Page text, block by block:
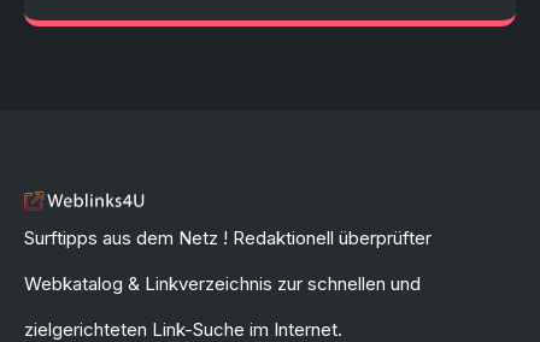
Surftipps aus dem Netz ! Redaktionell überprüfter
Webkatalog & Linkverzeichnis zur schnellen und
zielgerichteten Link-Suche im Internet.